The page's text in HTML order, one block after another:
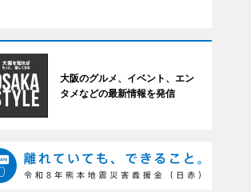
大阪のグルメ、イベント、エン
タメなどの最新情報を発信